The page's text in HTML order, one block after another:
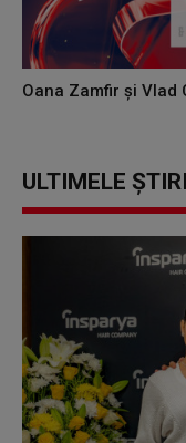
Oana Zamfir și Vlad
ULTIMELE ȘTIRI